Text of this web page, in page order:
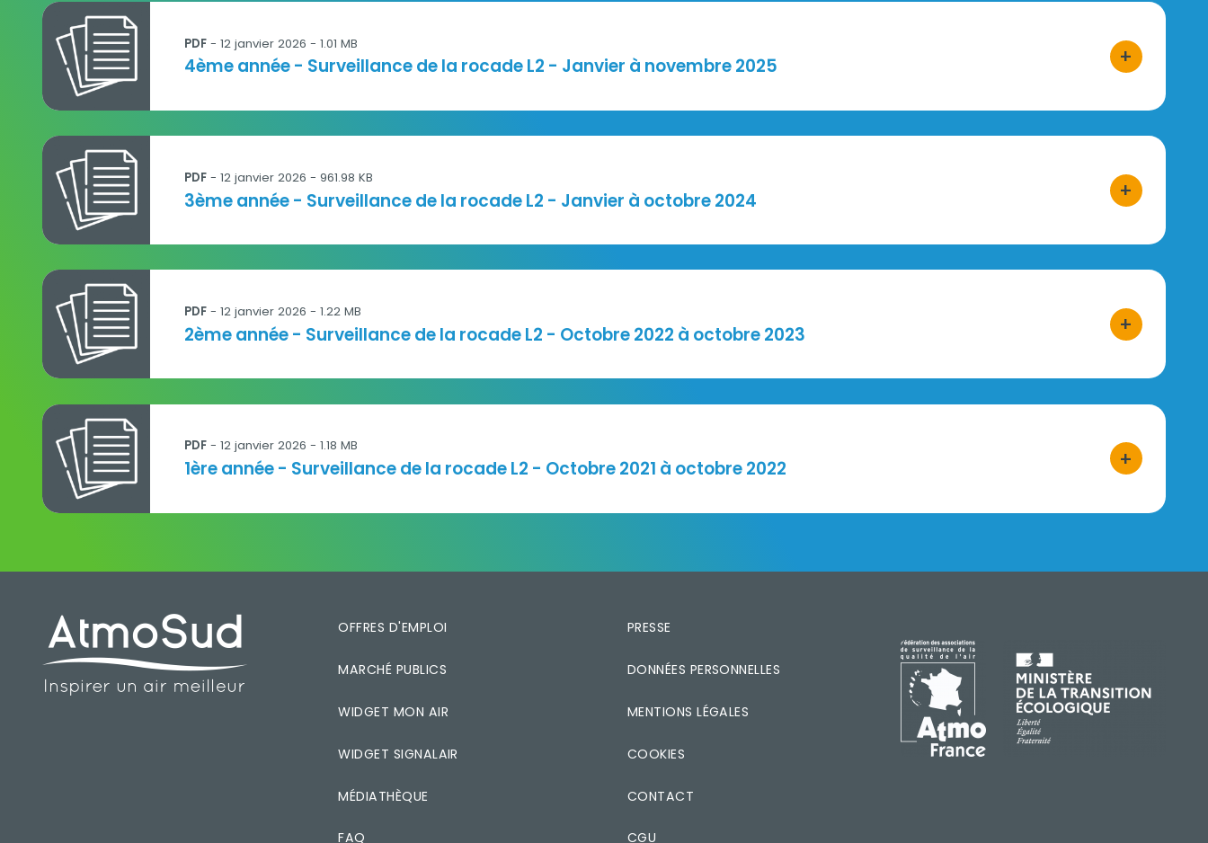
Année 4 - Note_technique_L2Suite_2025.pdf
PDF- 12 janvier 2026 - 1.01 MB
Titre
4ème année - Surveillance de la rocade L2 - Janvier à novembre 2025 +
bouton
Année 3 - Note_technique_L2Suite_2024.pdf
PDF- 12 janvier 2026 - 961.98 KB
Titre
3ème année - Surveillance de la rocade L2 - Janvier à octobre 2024 +
bouton
Année 2 - Note_technique_L2Suite_2022-2023.pdf
PDF- 12 janvier 2026 - 1.22 MB
Titre
2ème année - Surveillance de la rocade L2 - Octobre 2022 à octobre 2023 +
bouton
Année 1 - Note_technique_L2Suite_2021-2022.pdf
PDF- 12 janvier 2026 - 1.18 MB
Titre
1ère année - Surveillance de la rocade L2 - Octobre 2021 à octobre 2022 +
bouton
PIED DE PAGE OFFRES D'EMPLOI
MARCHÉ PUBLICS
WIDGET MON AIR
WIDGET SIGNALAIR
MÉDIATHÈQUE
FAQ
PRESSE
DONNÉES PERSONNELLES
MENTIONS LÉGALES
COOKIES
CONTACT
CGU
IMAGE IMAGE